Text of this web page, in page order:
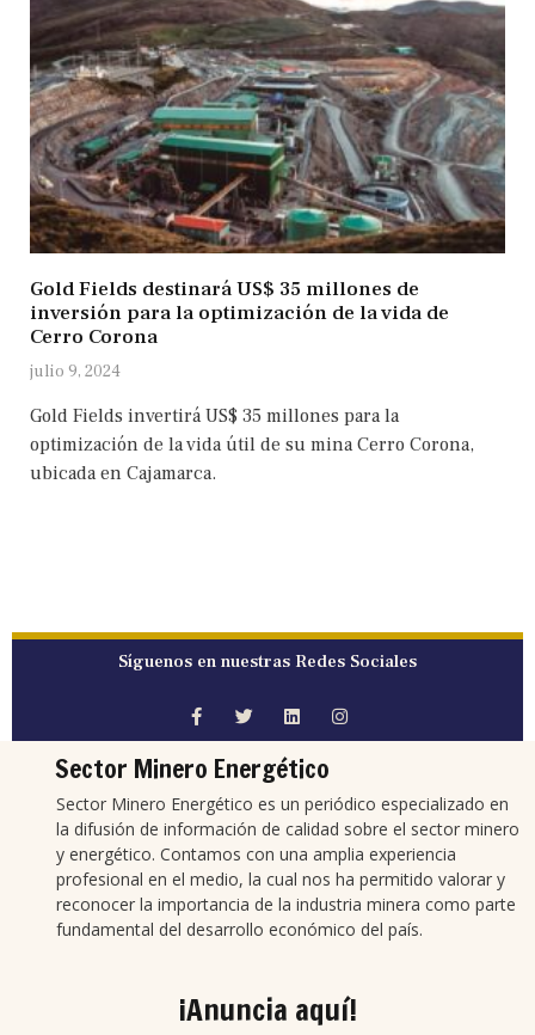
Gold Fields destinará US$ 35 millones de
inversión para la optimización de la vida de
Cerro Corona
julio 9, 2024
Gold Fields invertirá US$ 35 millones para la
optimización de la vida útil de su mina Cerro Corona,
ubicada en Cajamarca.
Síguenos en nuestras Redes Sociales
Sector Minero Energético
Sector Minero Energético es un periódico especializado en
la difusión de información de calidad sobre el sector minero
y energético. Contamos con una amplia experiencia
profesional en el medio, la cual nos ha permitido valorar y
reconocer la importancia de la industria minera como parte
fundamental del desarrollo económico del país.
¡Anuncia aquí!